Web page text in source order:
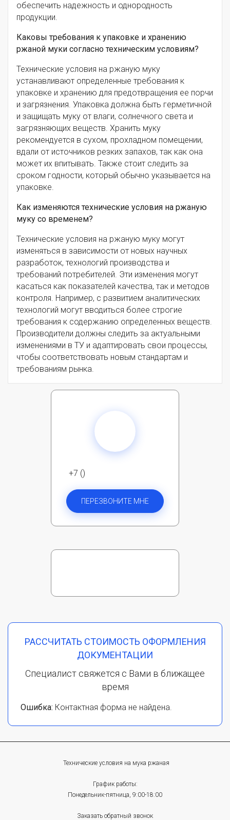
обеспечить надежность и однородность
продукции.
Каковы требования к упаковке и хранению
ржаной муки согласно техническим условиям?
Технические условия на ржаную муку
устанавливают определенные требования к
упаковке и хранению для предотвращения ее порчи
и загрязнения. Упаковка должна быть герметичной
и защищать муку от влаги, солнечного света и
загрязняющих веществ. Хранить муку
рекомендуется в сухом, прохладном помещении,
вдали от источников резких запахов, так как она
может их впитывать. Также стоит следить за
сроком годности, который обычно указывается на
упаковке.
Как изменяются технические условия на ржаную
муку со временем?
Технические условия на ржаную муку могут
изменяться в зависимости от новых научных
разработок, технологий производства и
требований потребителей. Эти изменения могут
касаться как показателей качества, так и методов
контроля. Например, с развитием аналитических
технологий могут вводиться более строгие
требования к содержанию определенных веществ.
Производители должны следить за актуальными
изменениями в ТУ и адаптировать свои процессы,
чтобы соответствовать новым стандартам и
требованиям рынка.
+7 ()
ПЕРЕЗВОНИТЕ МНЕ
РАССЧИТАТЬ СТОИМОСТЬ ОФОРМЛЕНИЯ
ДОКУМЕНТАЦИИ
Специалист свяжется с Вами в ближащее
время
Ошибка: Контактная форма не найдена.
Технические условия на мука ржаная
График работы:
Понедельник-пятница, 9:00-18:00
Заказать обратный звонок